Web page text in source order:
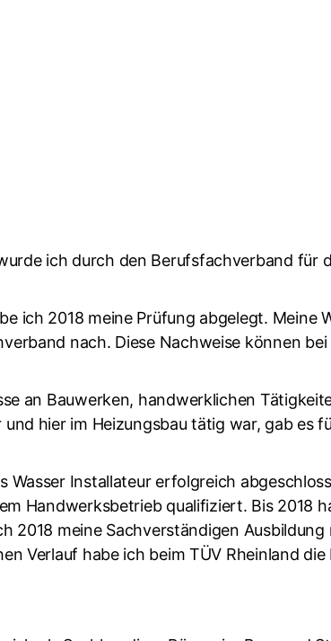
ich durch den Berufsfachverband für
ich 2018 meine Prüfung abgelegt. Meine
nach. Diese Nachweise können
an Bauwerken, handwerklichen
hier im Heizungsbau tätig war, gab es
Wasser Installateur erfolgreich
Handwerksbetrieb qualifiziert. Bis 2018
2018 meine Sachverständigen
Verlauf habe ich beim TÜV Rheinland